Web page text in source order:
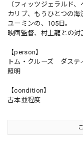
（フィッツジェラルド
カリブ、もうひとつの海
ユーミンの、105日。
映画監督、村上龍との対
【person】
トム・クルーズ ダス
照明
【condition】
古本並程度